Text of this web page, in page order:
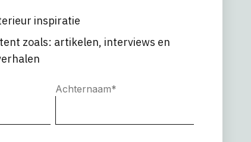
inspiratie
zoals: artikelen, interviews en
Achternaam*